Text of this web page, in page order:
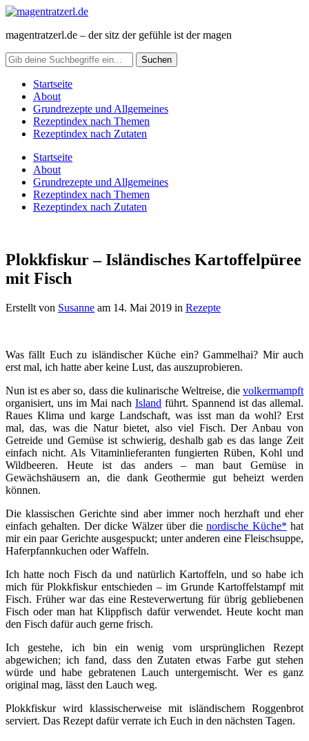
magentratzerl.de – der sitz der gefühle ist der magen
Startseite
About
Grundrezepte und Allgemeines
Rezeptindex nach Themen
Rezeptindex nach Zutaten
Startseite
About
Grundrezepte und Allgemeines
Rezeptindex nach Themen
Rezeptindex nach Zutaten
Plokkfiskur – Isländisches Kartoffelpüree
mit Fisch
Erstellt von Susanne am 14. Mai 2019 in Rezepte
Was fällt Euch zu isländischer Küche ein? Gammelhai? Mir auch
erst mal, ich hatte aber keine Lust, das auszuprobieren.
Nun ist es aber so, dass die kulinarische Weltreise, die volkermampft
organisiert, uns im Mai nach Island führt. Spannend ist das allemal.
Raues Klima und karge Landschaft, was isst man da wohl? Erst
mal, das, was die Natur bietet, also viel Fisch. Der Anbau von
Getreide und Gemüse ist schwierig, deshalb gab es das lange Zeit
einfach nicht. Als Vitaminlieferanten fungierten Rüben, Kohl und
Wildbeeren. Heute ist das anders – man baut Gemüse in
Gewächshäusern an, die dank Geothermie gut beheizt werden
können.
Die klassischen Gerichte sind aber immer noch herzhaft und eher
einfach gehalten. Der dicke Wälzer über dienordische Küche* hat
mir ein paar Gerichte ausgespuckt; unter anderen eine Fleischsuppe,
Haferpfannkuchen oder Waffeln.
Ich hatte noch Fisch da und natürlich Kartoffeln, und so habe ich
mich für Plokkfiskur entschieden – im Grunde Kartoffelstampf mit
Fisch. Früher war das eine Resteverwertung für übrig gebliebenen
Fisch oder man hat Klippfisch dafür verwendet. Heute kocht man
den Fisch dafür auch gerne frisch.
Ich gestehe, ich bin ein wenig vom ursprünglichen Rezept
abgewichen; ich fand, dass den Zutaten etwas Farbe gut stehen
würde und habe gebratenen Lauch untergemischt. Wer es ganz
original mag, lässt den Lauch weg.
Plokkfiskur wird klassischerweise mit isländischem Roggenbrot
serviert. Das Rezept dafür verrate ich Euch in den nächsten Tagen.